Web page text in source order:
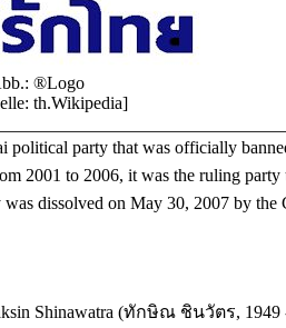
®Logo
th.Wikipedia]
political party that was officially
2001 to 2006, it was the ruling
dissolved on May 30, 2007 by
Shinawatra (ทักษิณ ชินวัตร, 1949